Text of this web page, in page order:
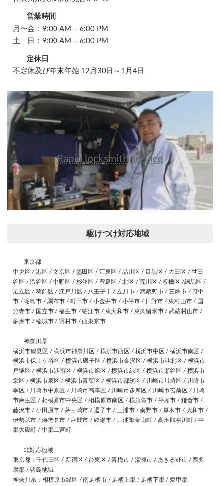
営業時間
月〜金：9:00 AM – 6:00 PM
土 日：9:00 AM – 6:00 PM
定休日
不定休及び年末年始 12月30日～1月4日
Rapid locksmith service
駆けつけ対応地域
東京都
中央区 / 港区 / 文京区 / 墨田区 / 江東区 / 品川区 / 目黒区 / 大田区 / 世田
谷区 / 渋谷区 / 中野区 / 杉並区 / 豊島区 / 北区 / 荒川区 / 板橋区 /練馬区 /
足立区 / 葛飾区 / 江戸川区 / 八王子市 / 立川市 / 武蔵野市 / 三鷹市 / 府中
市 / 昭島市 / 調布市 / 町田市 / 小金井市 / 小平市 / 日野市 / 東村山市 / 国
分寺市 / 国立市 / 福生市 / 狛江市 / 東大和市 / 東久留米市 / 武蔵村山市 /
多摩市 / 稲城市 / 羽村市 / 西東京市
神奈川県
横浜市鶴見区 / 横浜市神奈川区 / 横浜市西区 / 横浜市中区 / 横浜市南区 /
横浜市保土ケ谷区 / 横浜市磯子区 / 横浜市金沢区 / 横浜市港北区 / 横浜市
戸塚区 / 横浜市港南区 / 横浜市旭区 / 横浜市緑区 / 横浜市瀬谷区 / 横浜市
栄区 / 横浜市泉区 / 横浜市青葉区 / 横浜市都筑区 / 川崎市川崎区 / 川崎市
幸区 / 川崎市中原区 / 川崎市高津区 / 川崎市多摩区 / 川崎市宮前区 / 川崎
市麻生区 / 相模原市中央区 / 相模原市南区 / 横須賀市 / 平塚市 / 鎌倉市 /
藤沢市 / 小田原市 / 茅ヶ崎市 / 逗子市 / 三浦市 / 秦野市 / 厚木市 / 大和市 /
伊勢原市 / 海老名市 / 座間市 / 綾瀬市 / 三浦郡葉山町 / 高座郡寒川町 / 中
郡大磯町 / 中郡二宮町
非対応地域
東京都：千代田区 / 新宿区 / 台東区 / 青梅市 / 清瀬市 / あきる野市 / 西多
摩郡 / 諸島地域
神奈川県：相模原市緑区 / 南足柄市 / 足柄上郡 / 足柄下郡 / 愛甲郡